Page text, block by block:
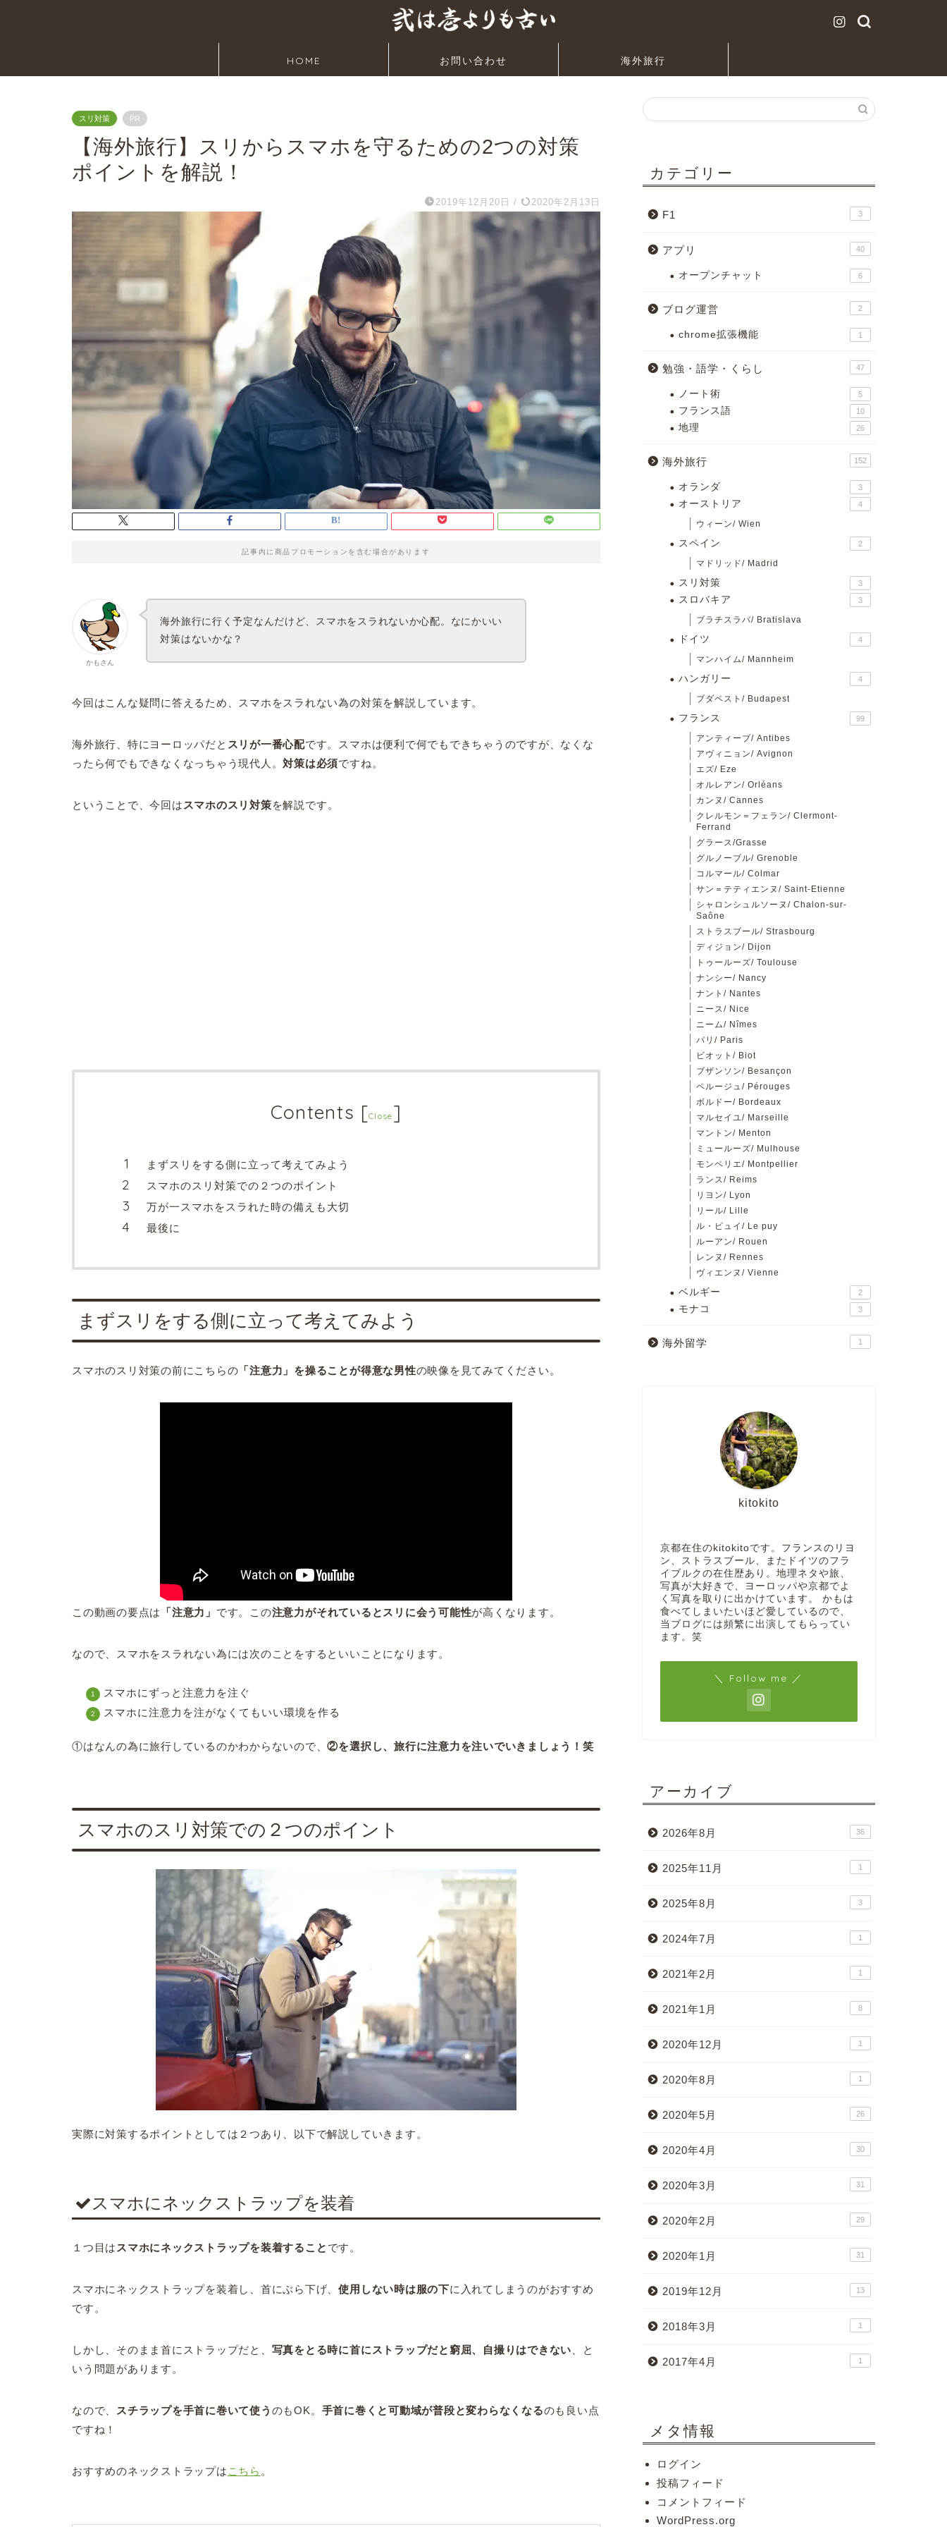
HOME お問い合わせ 海外旅行
スリ対策 PR
【海外旅行】スリからスマホを守るための2つの対策
ポイントを解説！
2019年12月20日 / 2020年2月13日
記事内に商品プロモーションを含む場合があります
かもさん
海外旅行に行く予定なんだけど、スマホをスラれないか心配。なにかいい
対策はないかな？
今回はこんな疑問に答えるため、スマホをスラれない為の対策を解説しています。
海外旅行、特にヨーロッパだと スリが一番心配です。スマホは便利で何でもできちゃうのですが、なくな
ったら何でもできなくなっちゃう現代人。対策は必須ですね。
ということで、今回は スマホのスリ対策を解説です。
Contents [Close ]
まずスリをする側に立って考えてみよう
スマホのスリ対策での２つのポイント
万が一スマホをスラれた時の備えも大切
最後に
まずスリをする側に立って考えてみよう
スマホのスリ対策の前にこちらの 「注意力」を操ることが得意な男性の映像を見てみてください。
この動画の要点は 「注意力」 です。この注意力がそれているとスリに会う可能性が高くなります。
なので、スマホをスラれない為には次のことをするといいことになります。
スマホにずっと注意力を注ぐ
スマホに注意力を注がなくてもいい環境を作る
①はなんの為に旅行しているのかわからないので、②を選択し、旅行に注意力を注いでいきましょう！笑
スマホのスリ対策での２つのポイント
実際に対策するポイントとしては２つあり、以下で解説していきます。
スマホにネックストラップを装着
１つ目は スマホにネックストラップを装着すること です。
スマホにネックストラップを装着し、首にぶら下げ、使用しない時は服の下に入れてしまうのがおすすめ
です。
しかし、そのまま首にストラップだと、 写真をとる時に首にストラップだと窮屈、自撮りはできない 、と
いう問題があります。
なので、 スチラップを手首に巻いて使う のもOK。 手首に巻くと可動域が普段と変わらなくなるのも良い点
ですね！
おすすめのネックストラップは こちら 。
カテゴリー
F1 3
アプリ 40
オープンチャット 6
ブログ運営 2
chrome拡張機能 1
勉強・語学・くらし 47
ノート術 5
フランス語 10
地理 26
海外旅行 152
オランダ 3
オーストリア 4
ウィーン/ Wien
スペイン 2
マドリッド/ Madrid
スリ対策 3
スロバキア 3
ブラチスラバ/ Bratislava
ドイツ 4
マンハイム/ Mannheim
ハンガリー 4
ブダペスト/ Budapest
フランス 99
アンティーブ/ Antibes
アヴィニョン/ Avignon
エズ/ Eze
オルレアン/ Orléans
カンヌ/ Cannes
クレルモン＝フェラン/ Clermont-
Ferrand
グラース/Grasse
グルノーブル/ Grenoble
コルマール/ Colmar
サン＝テティエンヌ/ Saint-Etienne
シャロンシュルソーヌ/ Chalon-sur-
Saône
ストラスブール/ Strasbourg
ディジョン/ Dijon
トゥールーズ/ Toulouse
ナンシー/ Nancy
ナント/ Nantes
ニース/ Nice
ニーム/ Nîmes
パリ/ Paris
ビオット/ Biot
ブザンソン/ Besançon
ペルージュ/ Pérouges
ボルドー/ Bordeaux
マルセイユ/ Marseille
マントン/ Menton
ミュールーズ/ Mulhouse
モンペリエ/ Montpellier
ランス/ Reims
リヨン/ Lyon
リール/ Lille
ル・ピュイ/ Le puy
ルーアン/ Rouen
レンヌ/ Rennes
ヴィエンヌ/ Vienne
ベルギー 2
モナコ 3
海外留学 1
kitokito
京都在住のkitokitoです。フランスのリヨ
ン、ストラスブール、またドイツのフラ
イブルクの在住歴あり。地理ネタや旅、
写真が大好きで、ヨーロッパや京都でよ
く写真を取りに出かけています。 かもは
食べてしまいたいほど愛しているので、
当ブログには頻繁に出演してもらってい
ます。笑
＼ Follow me ／
アーカイブ
2026年8月 36
2025年11月 1
2025年8月 3
2024年7月 1
2021年2月 1
2021年1月 8
2020年12月 1
2020年8月 1
2020年5月 26
2020年4月 30
2020年3月 31
2020年2月 29
2020年1月 31
2019年12月 13
2018年3月 1
2017年4月 1
メタ情報
ログイン
投稿フィード
コメントフィード
WordPress.org